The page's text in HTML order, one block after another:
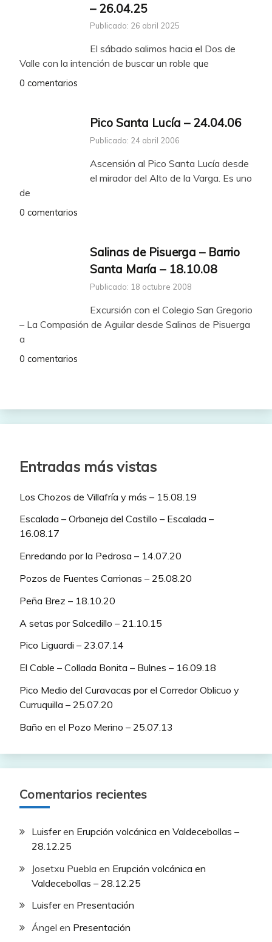
– 26.04.25
Publicado: 26 abril 2025
El sábado salimos hacia el Dos de
Valle con la intención de buscar un roble que
0 comentarios
Pico Santa Lucía – 24.04.06
Publicado: 24 abril 2006
Ascensión al Pico Santa Lucía desde
el mirador del Alto de la Varga. Es uno
de
0 comentarios
Salinas de Pisuerga – Barrio
Santa María – 18.10.08
Publicado: 18 octubre 2008
Excursión con el Colegio San Gregorio
– La Compasión de Aguilar desde Salinas de Pisuerga
a
0 comentarios
Entradas más vistas
Los Chozos de Villafría y más – 15.08.19
Escalada – Orbaneja del Castillo – Escalada –
16.08.17
Enredando por la Pedrosa – 14.07.20
Pozos de Fuentes Carrionas – 25.08.20
Peña Brez – 18.10.20
A setas por Salcedillo – 21.10.15
Pico Liguardi – 23.07.14
El Cable – Collada Bonita – Bulnes – 16.09.18
Pico Medio del Curavacas por el Corredor Oblicuo y
Curruquilla – 25.07.20
Baño en el Pozo Merino – 25.07.13
Comentarios recientes
Luisferen Erupción volcánica en Valdecebollas –
28.12.25
Josetxu Puebla en Erupción volcánica en
Valdecebollas – 28.12.25
Luisferen Presentación
Ángel en Presentación